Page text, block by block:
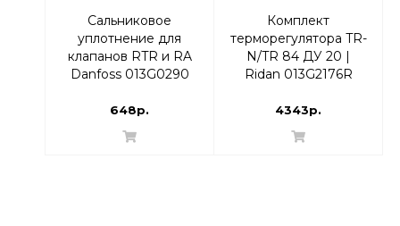
Сальниковое
уплотнение для
клапанов RTR и RA
Danfoss 013G0290
648р.
Комплект
терморегулятора TR-
N/TR 84 ДУ 20 |
Ridan 013G2176R
4343р.